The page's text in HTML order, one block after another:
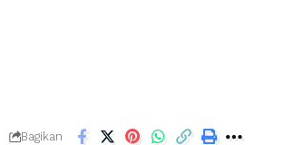
Bagikan